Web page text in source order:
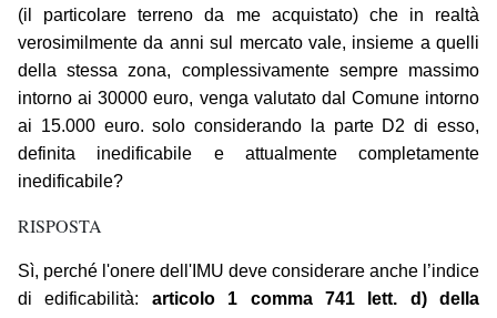
(il particolare terreno da me acquistato) che in realtà
verosimilmente da anni sul mercato vale, insieme a quelli
della stessa zona, complessivamente sempre massimo
intorno ai 30000 euro, venga valutato dal Comune intorno
ai 15.000 euro. solo considerando la parte D2 di esso,
definita inedificabile e attualmente completamente
inedificabile?
RISPOSTA
Sì, perché l'onere dell'IMU deve considerare anche l’indice
di edificabilità: articolo 1 comma 741 lett. d) della